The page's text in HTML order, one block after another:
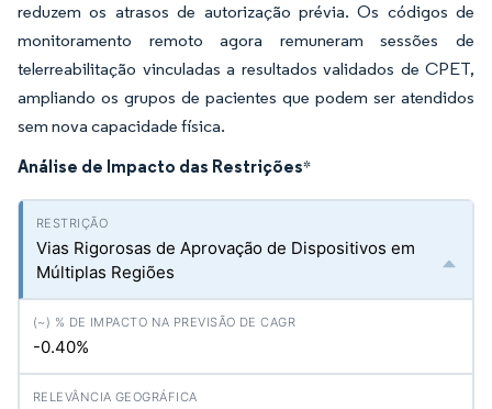
reduzem os atrasos de autorização prévia. Os códigos de
monitoramento remoto agora remuneram sessões de
telerreabilitação vinculadas a resultados validados de CPET,
ampliando os grupos de pacientes que podem ser atendidos
sem nova capacidade física.
Análise de Impacto das Restrições*
Vias Rigorosas de Aprovação de Dispositivos em
Múltiplas Regiões
-0.40%